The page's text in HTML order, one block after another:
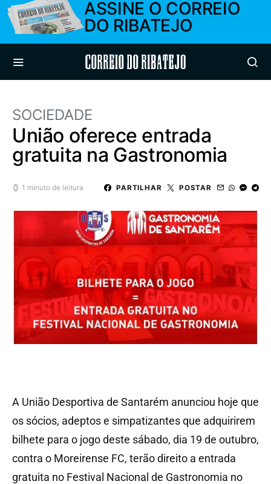
ASSINE O CORREIO
DO RIBATEJO
Correio do Ribatejo
SOCIEDADE
União oferece entrada
gratuita na Gastronomia
1 minuto de leitura PARTILHAR POSTAR
A União Desportiva de Santarém anunciou hoje que
os sócios, adeptos e simpatizantes que adquirirem
bilhete para o jogo deste sábado, dia 19 de outubro,
contra o Moreirense FC, terão direito a entrada
gratuita no Festival Nacional de Gastronomia no